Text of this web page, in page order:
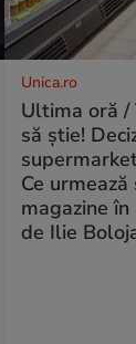
Unica.ro
Ultima oră /
să știe!
Ce
magazine
de Ilie